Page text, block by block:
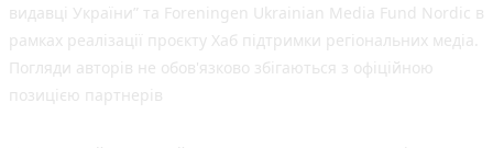
видавці України” та Foreningen Ukrainian Media Fund Nordic в
рамках реалізації проєкту Хаб підтримки регіональних медіа.
Погляди авторів не обов'язково збігаються з офіційною
позицією партнерів